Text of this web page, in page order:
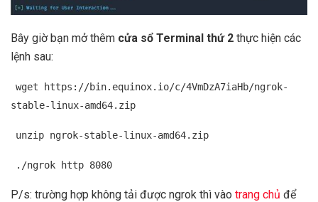
Bây giờ bạn mở thêm cửa sổ Terminal thứ 2 thực hiện các
lệnh sau:
wget https://bin.equinox.io/c/4VmDzA7iaHb/ngrok-
stable-linux-amd64.zip
unzip ngrok-stable-linux-amd64.zip
./ngrok http 8080
P/s: trường hợp không tải được ngrok thì vào trang chủ để